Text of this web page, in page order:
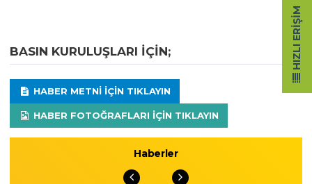
BASIN KURULUŞLARI IÇIN;
HABER METNI IÇIN TIKLAYIN
HABER FOTOĞRAFLARI IÇIN TIKLAYIN
Haberler
HIZLI ERIŞIM